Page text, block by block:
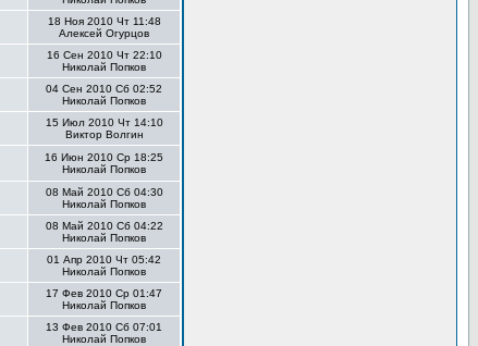
18 Ноя 2010 Чт 11:48
Алексей Огурцов
16 Сен 2010 Чт 22:10
Николай Попков
04 Сен 2010 Сб 02:52
Николай Попков
15 Июл 2010 Чт 14:10
Виктор Волгин
16 Июн 2010 Ср 18:25
Николай Попков
08 Май 2010 Сб 04:30
Николай Попков
08 Май 2010 Сб 04:22
Николай Попков
01 Апр 2010 Чт 05:42
Николай Попков
17 Фев 2010 Ср 01:47
Николай Попков
13 Фев 2010 Сб 07:01
Николай Попков